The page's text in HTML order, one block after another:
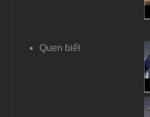
Quen biết